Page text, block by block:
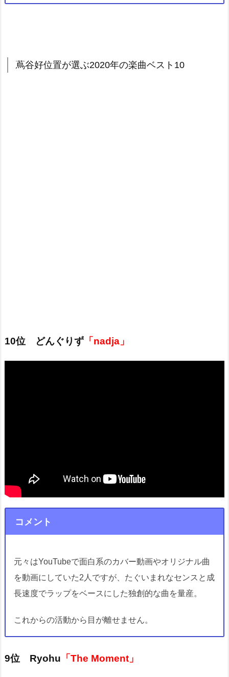
蔦谷好位置が選ぶ2020年の楽曲ベスト10
10位 どんぐりず 「nadja」
コメント
元々はYouTubeで面白系のカバー動画やオリジナル曲
を動画にしていた2人ですが、たぐいまれなセンスと成
長速度でラップをベースにした独創的な曲を量産。
これからの活動から目が離せません。
9位 Ryohu 「The Moment」